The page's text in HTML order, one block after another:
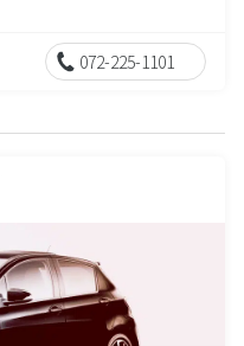
072-225-1101